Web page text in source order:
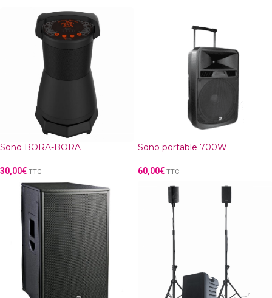
Sono BORA-BORA
30,00€ TTC
Sono portable 700W
60,00€ TTC